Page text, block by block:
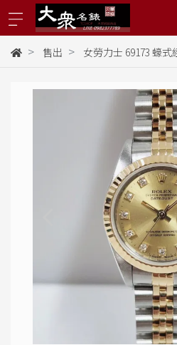
售出 女勞力士 69173 蠔